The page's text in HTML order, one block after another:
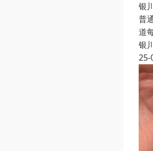
银
普
道
银
25-